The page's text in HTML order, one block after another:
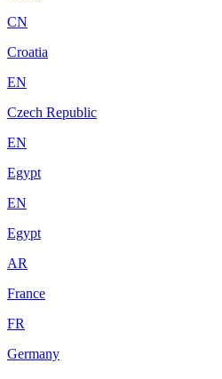
CN
Croatia
EN
Czech Republic
EN
Egypt
EN
Egypt
AR
France
FR
Germany